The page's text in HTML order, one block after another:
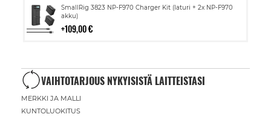
SmallRig 3823 NP-F970 Charger Kit (laturi + 2x NP-F970
akku)
109,00 €
Lisää
ostoskoriin
VAIHTOTARJOUS NYKYISISTÄ LAITTEISTASI
MERKKI JA MALLI
KUNTOLUOKITUS